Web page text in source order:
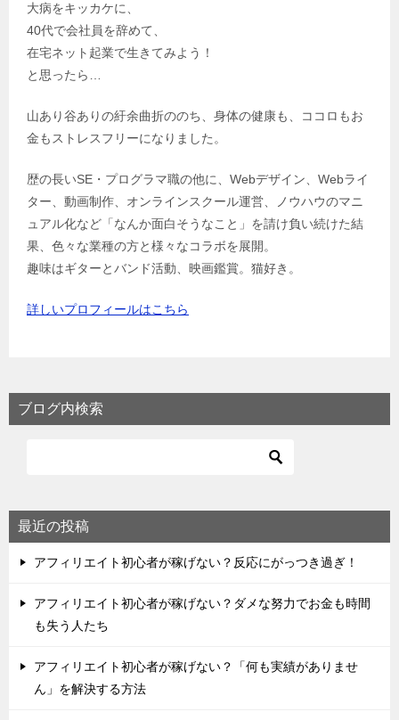
大病をキッカケに、
40代で会社員を辞めて、
在宅ネット起業で生きてみよう！
と思ったら…
山あり谷ありの紆余曲折ののち、身体の健康も、ココロもお
金もストレスフリーになりました。
歴の長いSE・プログラマ職の他に、Webデザイン、Webライ
ター、動画制作、オンラインスクール運営、ノウハウのマニ
ュアル化など「なんか面白そうなこと」を請け負い続けた結
果、色々な業種の方と様々なコラボを展開。
趣味はギターとバンド活動、映画鑑賞。猫好き。
詳しいプロフィールはこちら
ブログ内検索
最近の投稿
アフィリエイト初心者が稼げない？反応にがっつき過ぎ！
アフィリエイト初心者が稼げない？ダメな努力でお金も時間
も失う人たち
アフィリエイト初心者が稼げない？「何も実績がありませ
ん」を解決する方法